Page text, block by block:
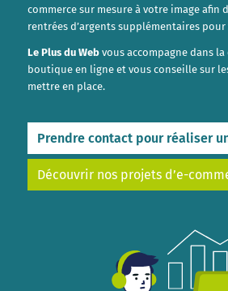
commerce sur mesure à votre image afin
rentrées d’argents supplémentaires
Le Plus du Webvous accompagne dans
boutique en ligne et vous conseille sur
mettre en place.
Prendre contact pour réaliser
Découvrir nos projets d’e-